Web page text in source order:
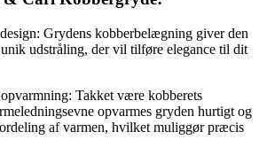
Grydens kobberbelægning giver den
udstråling, der vil tilføre elegance til dit
Takket være kobberets
opvarmes gryden hurtigt og
af varmen, hvilket muliggør præcis